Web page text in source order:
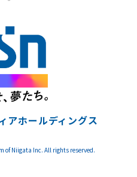
アホールディングス
of Niigata Inc. All rights reserved.